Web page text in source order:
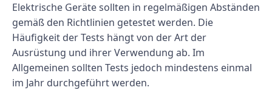
Elektrische Geräte sollten in regelmäßigen Abständen
gemäß den Richtlinien getestet werden. Die
Häufigkeit der Tests hängt von der Art der
Ausrüstung und ihrer Verwendung ab. Im
Allgemeinen sollten Tests jedoch mindestens einmal
im Jahr durchgeführt werden.